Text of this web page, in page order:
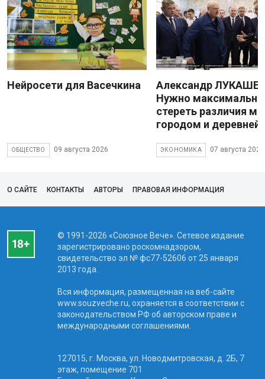
Нейросети для Васечкина
ОБЩЕСТВО 09 августа 2026
Александр
Нужно максимально
стереть различия
городом и деревней
ЭКОНОМИКА 07 августа 2026
О САЙТЕ КОНТАКТЫ АВТОРЫ ПРАВОВАЯ ИНФОРМАЦИЯ
© 1991-2026 «Союзное Вече». Сетевое издание
зарегистрировано роскомнадзором,
свидетельство эл № фc77-52606 от 25 января
2013 года.
Вся информация, размещенная на веб-сайте
www.souzveche.ru, охраняется в соответствии с
законодательством РФ об авторском праве и
международными соглашениями.
127015, г. Москва, ул. Новодмитровская, д. 2Б, 7
этаж, помещение 701